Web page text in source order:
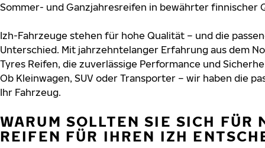
Sommer- und Ganzjahresreifen in bewährter finnischer
Izh-Fahrzeuge stehen für hohe Qualität – und die
Unterschied. Mit jahrzehntelanger Erfahrung aus dem
Tyres Reifen, die zuverlässige Performance und
Ob Kleinwagen, SUV oder Transporter – wir haben die
Ihr Fahrzeug.
WARUM SOLLTEN SIE SICH FÜR
REIFEN FÜR IHREN IZH